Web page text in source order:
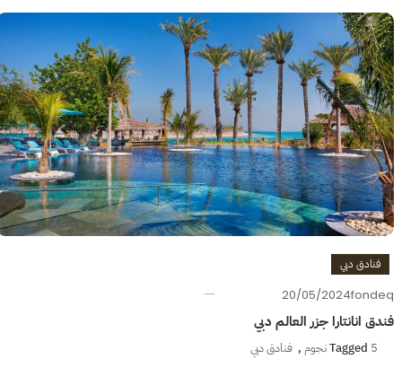
فنادق دبي
20/05/2024fondeq
فندق انانتارا جزر العالم دبي
Tagged 5 نجوم , فنادق دبي